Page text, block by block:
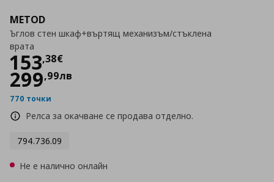
METOD
Ъглов стен шкаф+въртящ механизъм/стъклена
врата
153,38€
Цена
299,99лв
770 точки
Релса за окачване се продава отделно.
794.736.09
Не е налично онлайн